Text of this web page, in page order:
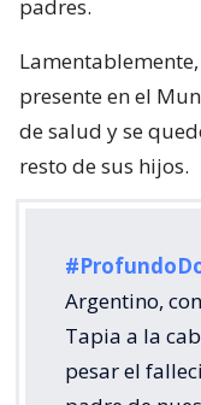
padres.
presente en el
de salud y se
resto de sus hijos.
Argentino,
Tapia a la
pesar el